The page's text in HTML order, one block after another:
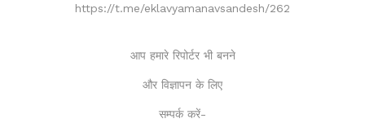
https://t.me/eklavyamanavsandesh/262
आप हमारे रिपोर्टर भी बनने
और विज्ञापन के लिए
सम्पर्क करें-